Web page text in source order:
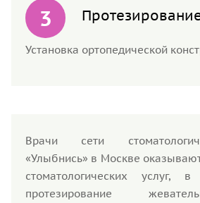
Установка ортопедической
Врачи сети
«Улыбнись» в Москве
стоматологических
протезирование